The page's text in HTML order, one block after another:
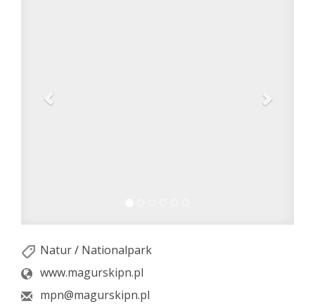
Natur/ Nationalpark
www.magurskipn.pl
mpn@magurskipn.pl